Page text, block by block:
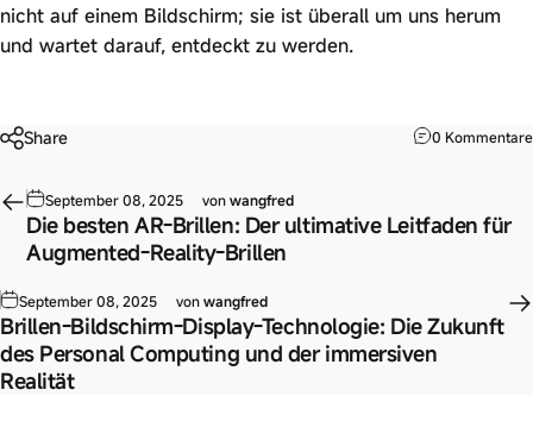
nicht auf einem Bildschirm; sie ist überall um uns herum
und wartet darauf, entdeckt zu werden.
Share 0 Kommentare
September 08, 2025 vonwangfred
Die besten AR-Brillen: Der ultimative Leitfaden für
Augmented-Reality-Brillen
September 08, 2025 vonwangfred
Brillen-Bildschirm-Display-Technologie: Die Zukunft
des Personal Computing und der immersiven
Realität